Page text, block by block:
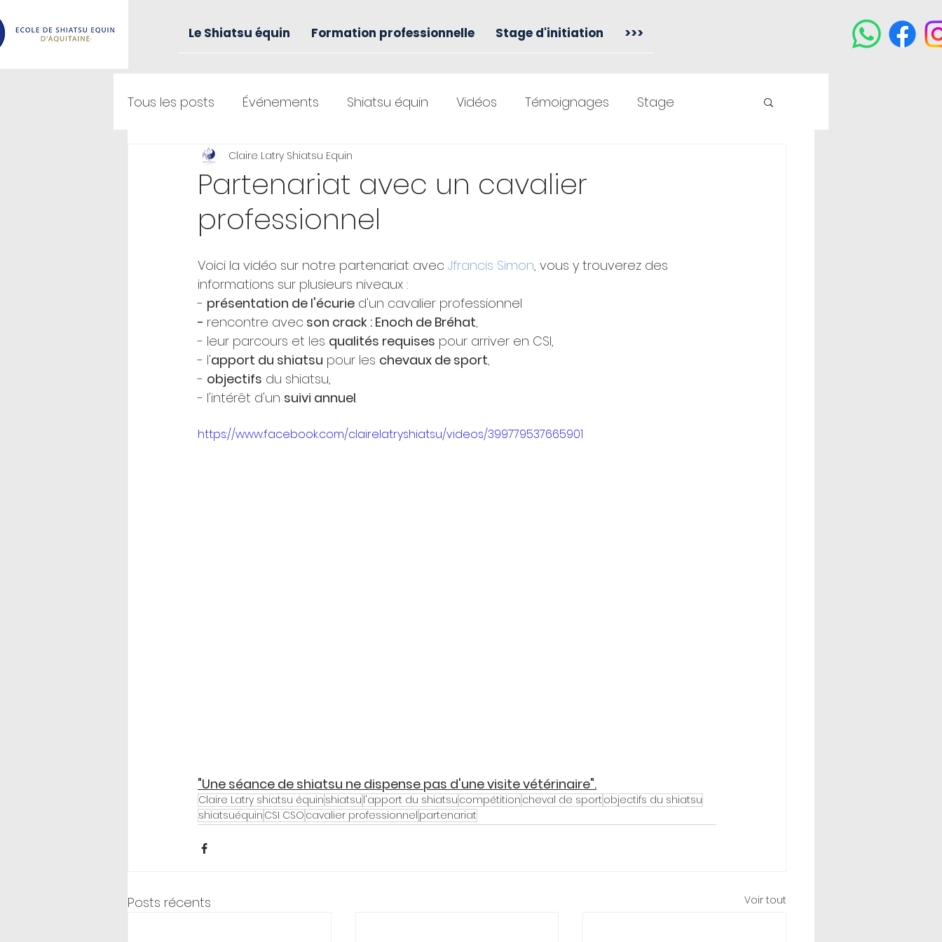
Le Shiatsu équin Formation professionnelle Stage d'initiation >>>
Tous les posts Événements Shiatsu équin Vidéos Témoignages Stage
Formation
Partenariat avec un cavalier
professionnel
Claire Latry Shiatsu Equin
Voici la vidéo sur notre partenariat avec Jfrancis Simon, vous y trouverez des
informations sur plusieurs niveaux :
- présentation de l'écurie d'un cavalier professionnel
- rencontre avec son crack : Enoch de Bréhat,
- leur parcours et les qualités requises pour arriver en CSI,
- l'apport du shiatsu pour les chevaux de sport,
- objectifs du shiatsu,
- l'intérêt d'un suivi annuel.
https://www.facebook.com/clairelatryshiatsu/videos/399779537665901
"Une séance de shiatsu ne dispense pas d'une visite vétérinaire".
Claire Latry shiatsu équin shiatsu l'apport du shiatsu compétition cheval de sport objectifs du shiatsu
shiatsuéquin CSI CSO cavalier professionnel partenariat
Posts récents Voir tout